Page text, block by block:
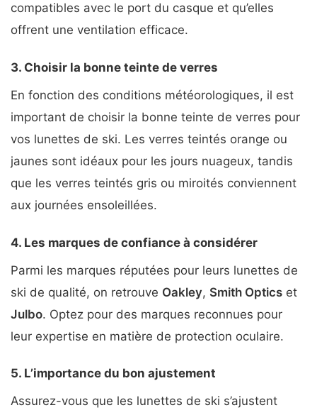
compatibles avec le port du casque et qu’elles
offrent une ventilation efficace.
3. Choisir la bonne teinte de verres
En fonction des conditions météorologiques, il est
important de choisir la bonne teinte de verres pour
vos lunettes de ski. Les verres teintés orange ou
jaunes sont idéaux pour les jours nuageux, tandis
que les verres teintés gris ou miroités conviennent
aux journées ensoleillées.
4. Les marques de confiance à considérer
Parmi les marques réputées pour leurs lunettes de
ski de qualité, on retrouve Oakley, Smith Optics et
Julbo. Optez pour des marques reconnues pour
leur expertise en matière de protection oculaire.
5. L’importance du bon ajustement
Assurez-vous que les lunettes de ski s’ajustent